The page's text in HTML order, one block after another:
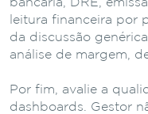
bancária, DRE,
leitura financeira por
da discussão
análise de margem,
Por fim, avalie a
dashboards. Gestor